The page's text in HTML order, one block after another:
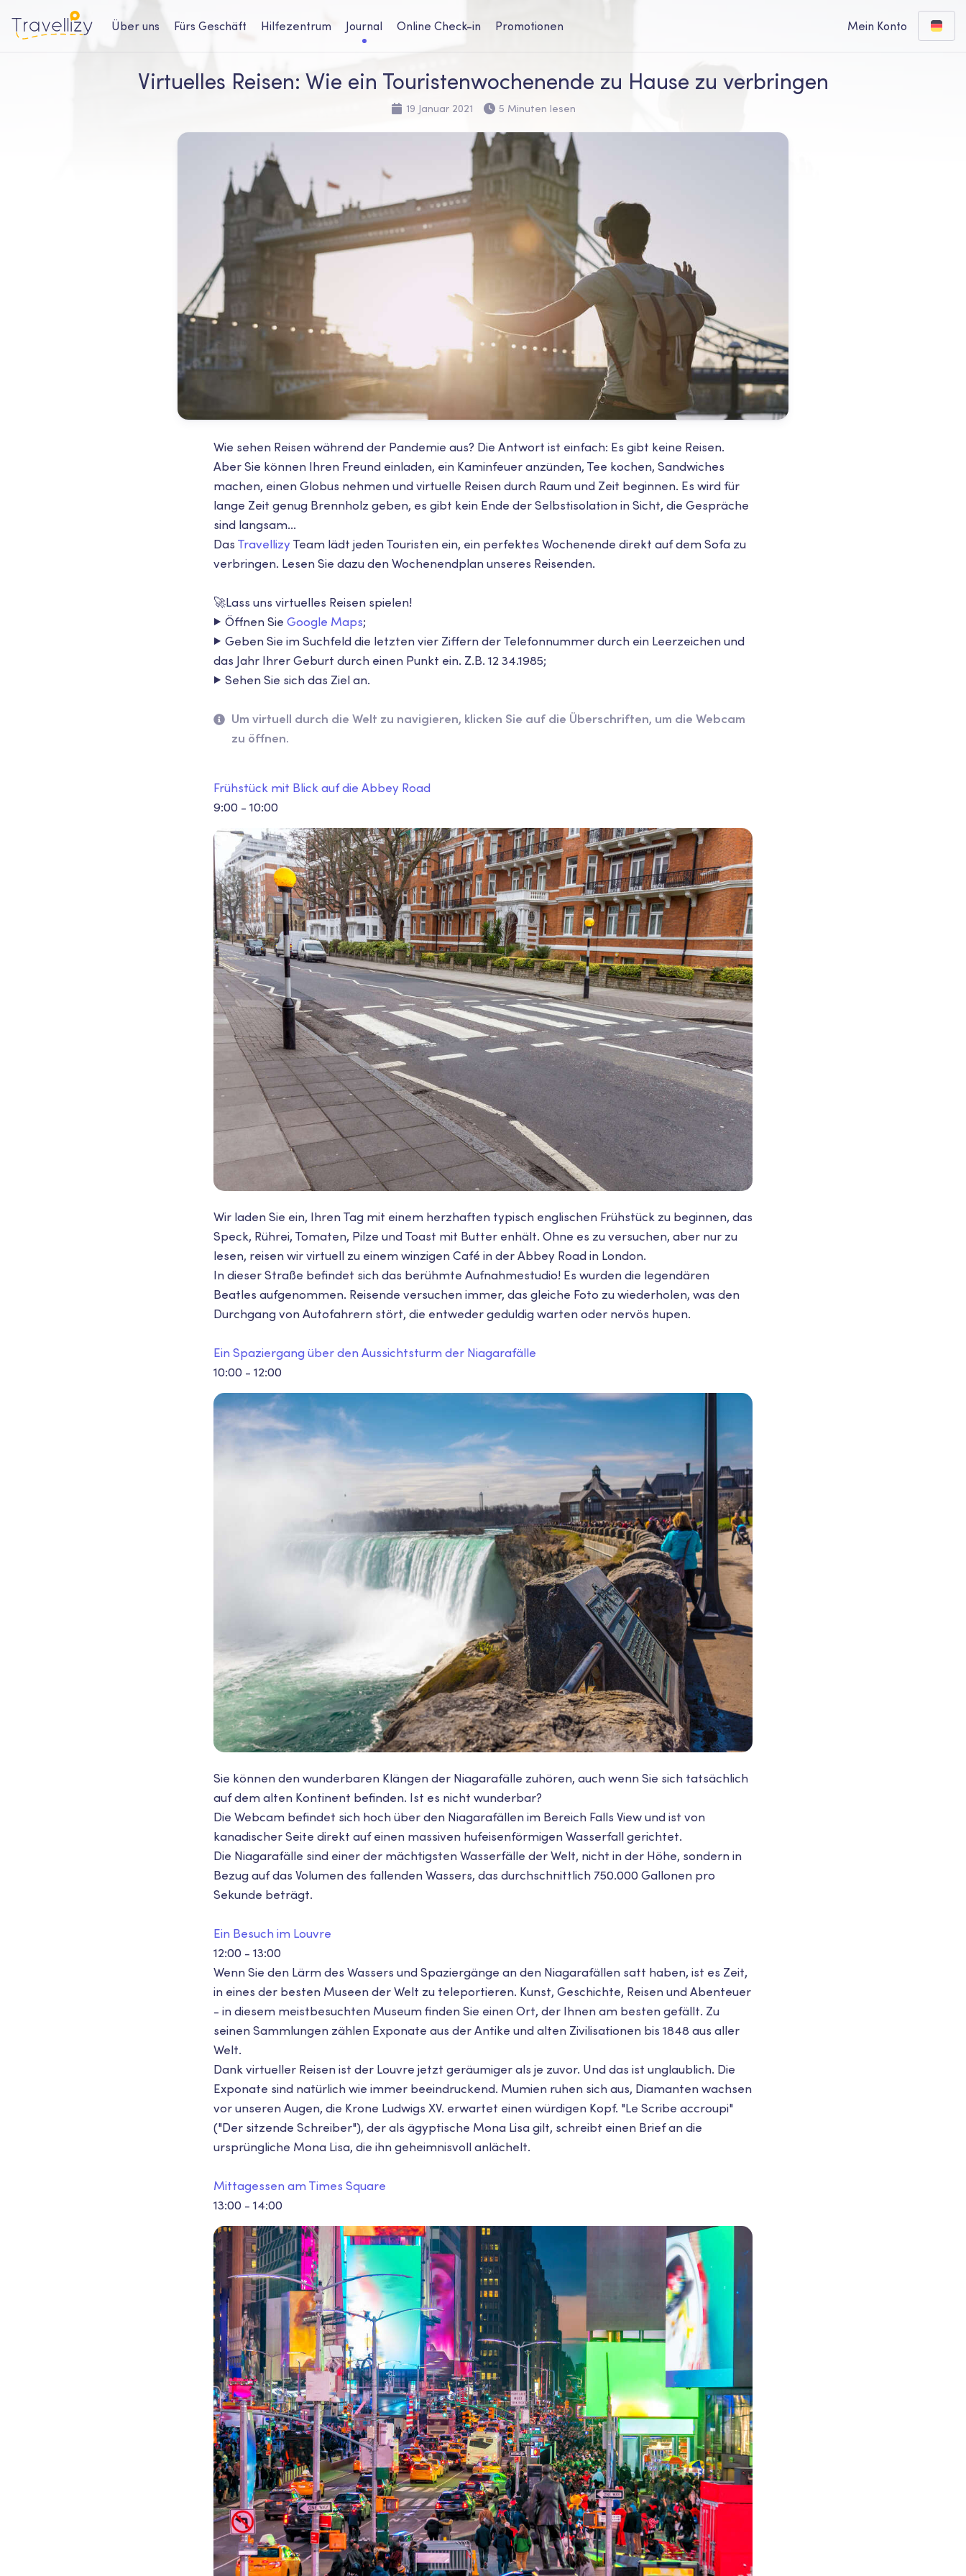
Über uns Fürs Geschäft Hilfezentrum Journal Online Check-in Promotionen Mein Konto
Virtuelles Reisen: Wie ein Touristenwochenende zu Hause zu verbringen
19 Januar 2021 5 Minuten lesen
Wie sehen Reisen während der Pandemie aus? Die Antwort ist einfach: Es gibt keine Reisen.
Aber Sie können Ihren Freund einladen, ein Kaminfeuer anzünden, Tee kochen, Sandwiches
machen, einen Globus nehmen und virtuelle Reisen durch Raum und Zeit beginnen. Es wird für
lange Zeit genug Brennholz geben, es gibt kein Ende der Selbstisolation in Sicht, die Gespräche
sind langsam...
Das Travellizy Team lädt jeden Touristen ein, ein perfektes Wochenende direkt auf dem Sofa zu
verbringen. Lesen Sie dazu den Wochenendplan unseres Reisenden.
🚀Lass uns virtuelles Reisen spielen!
▶️ Öffnen Sie Google Maps;
▶️ Geben Sie im Suchfeld die letzten vier Ziffern der Telefonnummer durch ein Leerzeichen und
das Jahr Ihrer Geburt durch einen Punkt ein. Z.B. 12 34.1985;
▶️ Sehen Sie sich das Ziel an.
Um virtuell durch die Welt zu navigieren, klicken Sie auf die Überschriften, um die Webcam
zu öffnen.
Frühstück mit Blick auf die Abbey Road
9:00 - 10:00
Wir laden Sie ein, Ihren Tag mit einem herzhaften typisch englischen Frühstück zu beginnen, das
Speck, Rührei, Tomaten, Pilze und Toast mit Butter enhält. Ohne es zu versuchen, aber nur zu
lesen, reisen wir virtuell zu einem winzigen Café in der Abbey Road in London.
In dieser Straße befindet sich das berühmte Aufnahmestudio! Es wurden die legendären
Beatles aufgenommen. Reisende versuchen immer, das gleiche Foto zu wiederholen, was den
Durchgang von Autofahrern stört, die entweder geduldig warten oder nervös hupen.
Ein Spaziergang über den Aussichtsturm der Niagarafälle
10:00 - 12:00
Sie können den wunderbaren Klängen der Niagarafälle zuhören, auch wenn Sie sich tatsächlich
auf dem alten Kontinent befinden. Ist es nicht wunderbar?
Die Webcam befindet sich hoch über den Niagarafällen im Bereich Falls View und ist von
kanadischer Seite direkt auf einen massiven hufeisenförmigen Wasserfall gerichtet.
Die Niagarafälle sind einer der mächtigsten Wasserfälle der Welt, nicht in der Höhe, sondern in
Bezug auf das Volumen des fallenden Wassers, das durchschnittlich 750.000 Gallonen pro
Sekunde beträgt.
Ein Besuch im Louvre
12:00 - 13:00
Wenn Sie den Lärm des Wassers und Spaziergänge an den Niagarafällen satt haben, ist es Zeit,
in eines der besten Museen der Welt zu teleportieren. Kunst, Geschichte, Reisen und Abenteuer
- in diesem meistbesuchten Museum finden Sie einen Ort, der Ihnen am besten gefällt. Zu
seinen Sammlungen zählen Exponate aus der Antike und alten Zivilisationen bis 1848 aus aller
Welt.
Dank virtueller Reisen ist der Louvre jetzt geräumiger als je zuvor. Und das ist unglaublich. Die
Exponate sind natürlich wie immer beeindruckend. Mumien ruhen sich aus, Diamanten wachsen
vor unseren Augen, die Krone Ludwigs XV. erwartet einen würdigen Kopf. "Le Scribe accroupi"
("Der sitzende Schreiber"), der als ägyptische Mona Lisa gilt, schreibt einen Brief an die
ursprüngliche Mona Lisa, die ihn geheimnisvoll anlächelt.
Mittagessen am Times Square
13:00 - 14:00